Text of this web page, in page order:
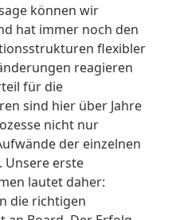
können wir
hat immer noch den
flexibler
reagieren
für die
sind hier über Jahre
nicht nur
der einzelnen
Unsere erste
lautet daher:
die richtigen